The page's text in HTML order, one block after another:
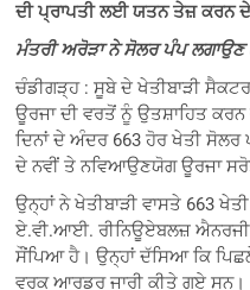
ਦੀ ਪ੍ਰਾਪਤੀ ਲਈ ਯਤਨ ਤੇਜ਼ ਕਰਨ
ਮੰਤਰੀ ਅਰੋੜਾ ਨੇ ਸੋਲਰ ਪੰਪ
ਚੰਡੀਗੜ੍ਹ : ਸੂਬੇ ਦੇ ਖੇਤੀਬਾੜੀ
ਊਰਜਾ ਦੀ ਵਰਤੋਂ ਨੂੰ ਉਤਸ਼ਾਹਿਤ
ਦਿਨਾਂ ਦੇ ਅੰਦਰ 663 ਹੋਰ ਖੇਤੀ
ਦੇ ਨਵੀਂ ਤੇ ਨਵਿਆਉਣਯੋਗ ਊਰਜਾ
ਉਨ੍ਹਾਂ ਨੇ ਖੇਤੀਬਾੜੀ ਵਾਸਤੇ 663
ਏ.ਵੀ.ਆਈ. ਰੀਨਿਊਏਬਲਜ਼
ਸੌਂਪਿਆ ਹੈ। ਉਨ੍ਹਾਂ ਦੱਸਿਆ ਕਿ
ਵਰਕ ਆਰਡਰ ਜਾਰੀ ਕੀਤੇ ਗਏ ਸਨ।